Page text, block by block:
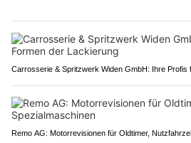
Carrosserie & Spritzwerk Widen GmbH: Ihre Profis
Remo AG: Motorrevisionen für Oldtimer,